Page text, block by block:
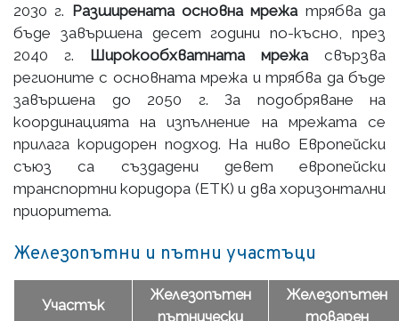
2030 г. Разширената основна мрежа трябва да
бъде завършена десет години по-късно, през
2040 г. Широкообхватната мрежа свързва
регионите с основната мрежа и трябва да бъде
завършена до 2050 г. За подобряване на
координацията на изпълнение на мрежата се
прилага коридорен подход. На ниво Европейски
съюз са създадени девет европейски
транспортни коридора (ЕТК) и два хоризонтални
приоритета.
Железопътни и пътни участъци
Участък
Железопътен
пътнически
Железопътен
товарен